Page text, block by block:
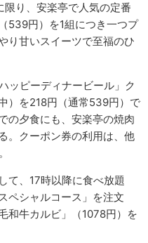
り、安楽亭で人気の定番
539円）を1組につき一つプ
り甘いスイーツで至福のひ
ッピーディナービール」ク
）を218円（通常539円）で
の夕食にも、安楽亭の焼肉
。クーポン券の利用は、他
て、17時以降に食べ放題
ペシャルコース」を注文
和牛カルビ」（1078円）を